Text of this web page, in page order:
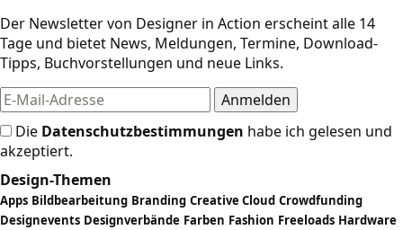
Der Newsletter von Designer in Action erscheint alle 14
Tage und bietet News, Meldungen, Termine, Download-
Tipps, Buchvorstellungen und neue Links.
Die Datenschutzbestimmungen habe ich gelesen und
akzeptiert.
Design-Themen
Apps Bildbearbeitung Branding Creative Cloud Crowdfunding
Designevents Designverbände Farben Fashion Freeloads Hardware